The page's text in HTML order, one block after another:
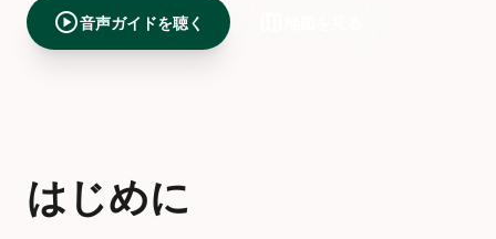
play_circle音声ガイドを聴く
はじめに